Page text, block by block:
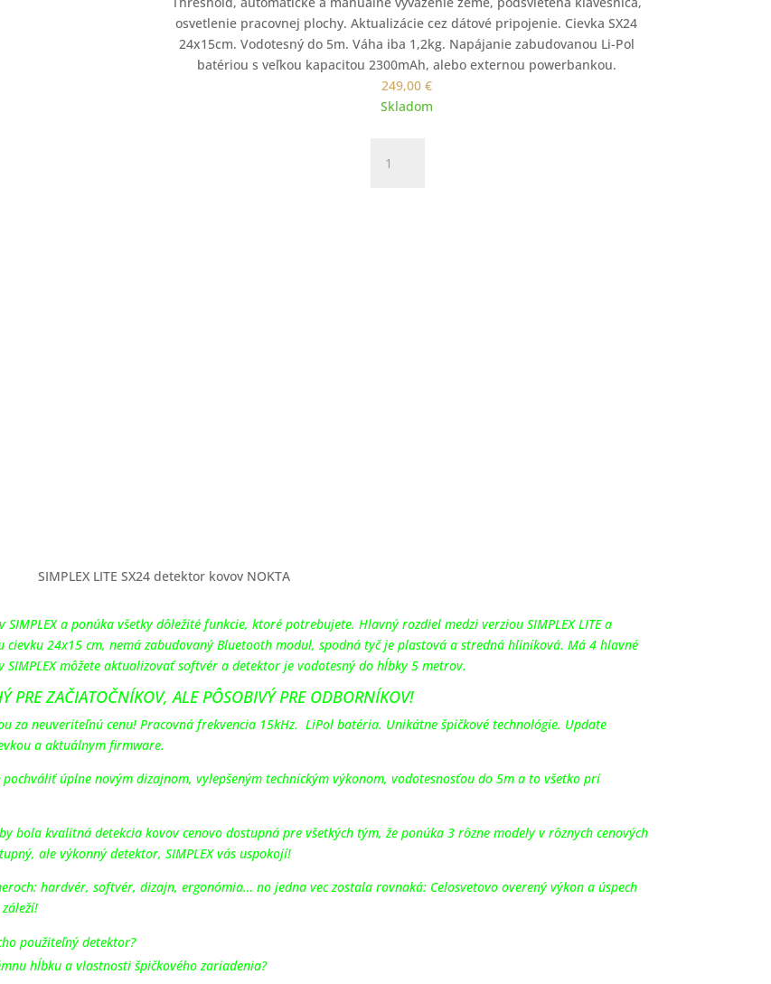
osvetlenie pracovnej plochy. Aktualizácie cez dátové pripojenie. Cievka SX24
24x15cm. Vodotesný do 5m. Váha iba 1,2kg. Napájanie zabudovanou Li-Pol
batériou s veľkou kapacitou 2300mAh, alebo externou powerbankou.
249,00 €
Skladom
SIMPLEX
SIMPLEX LITE SX24 detektor kovov NOKTA
a ponúka všetky dôležité funkcie, ktoré potrebujete. Hlavný rozdiel medzi verziou SIMPLEX LITE a
cievku 24x15 cm, nemá zabudovaný Bluetooth modul, spodná tyč je plastová a stredná hliníková. Má 4 hlavné
môžete aktualizovať softvér a detektor je vodotesný do hĺbky 5 metrov.
PRE ZAČIATOČNÍKOV, ALE PÔSOBIVÝ PRE ODBORNÍKOV!
za neuveriteľnú cenu! Pracovná frekvencia 15kHz. LiPol batéria. Unikátne špičkové technológie. Update
a aktuálnym firmware.
pochváliť úplne novým dizajnom, vylepšeným technickým výkonom, vodotesnosťou do 5m a to všetko pri
bola kvalitná detekcia kovov cenovo dostupná pre všetkých tým, že ponúka 3 rôzne modely v rôznych cenových
ale výkonný detektor, SIMPLEX vás uspokojí!
hardvér, softvér, dizajn, ergonómia… no jedna vec zostala rovnaká: Celosvetovo overený výkon a úspech
použiteľný detektor?
hĺbku a vlastnosti špičkového zariadenia?